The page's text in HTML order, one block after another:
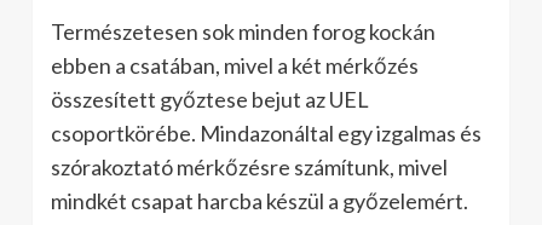
Természetesen sok minden forog kockán
ebben a csatában, mivel a két mérkőzés
összesített győztese bejut az UEL
csoportkörébe. Mindazonáltal egy izgalmas és
szórakoztató mérkőzésre számítunk, mivel
mindkét csapat harcba készül a győzelemért.